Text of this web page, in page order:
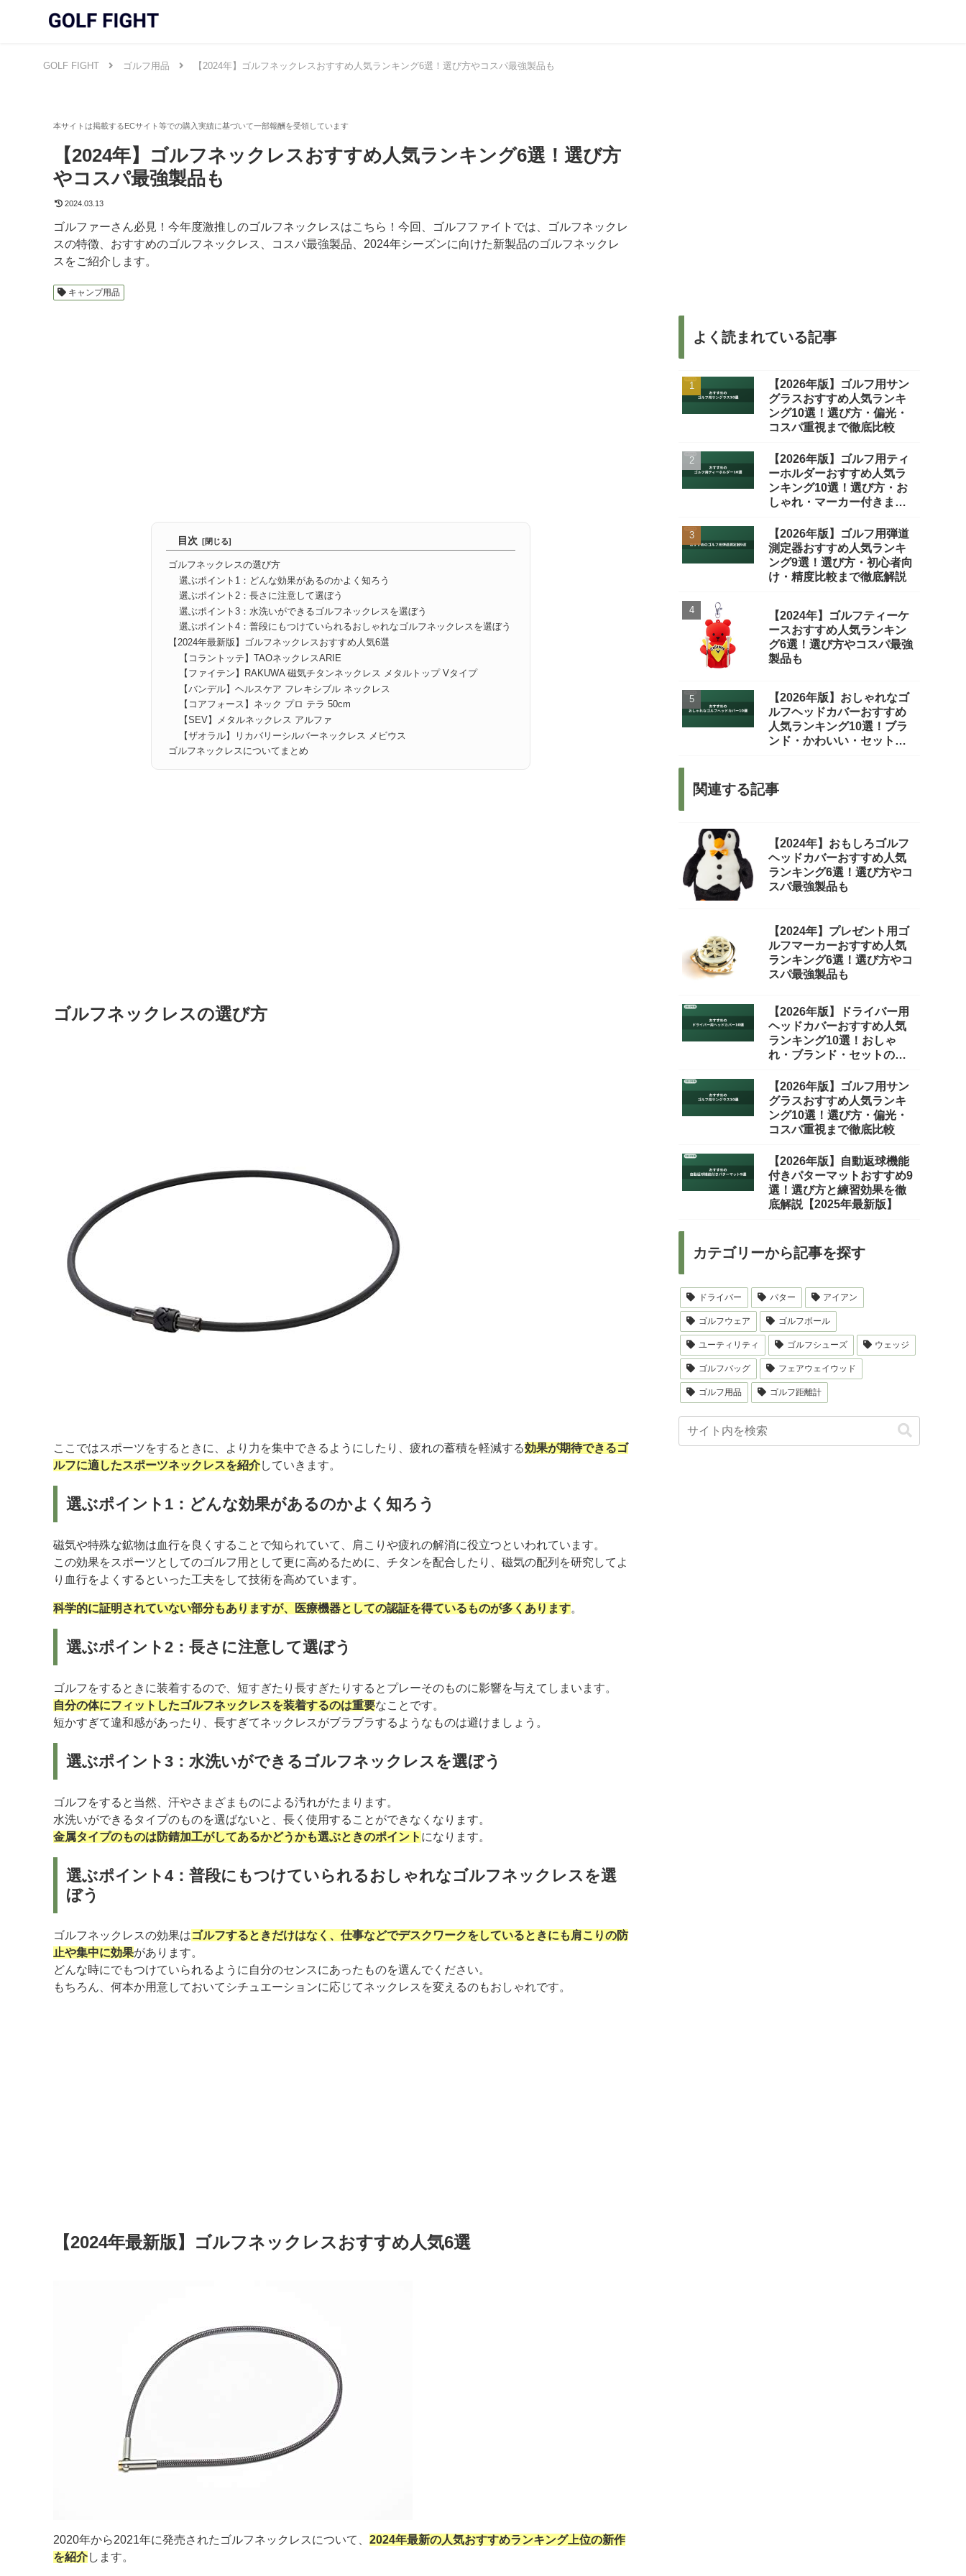
GOLF FIGHT ゴルフ用品 【2024年】ゴルフネックレスおすすめ人気ランキング6選！選び方やコスパ最強製品も
【2024年】ゴルフネックレスおすすめ人気ランキング6選！選び方
やコスパ最強製品も
2024.03.13
ゴルファーさん必見！今年度激推しのゴルフネックレスはこちら！今回、ゴルフファイトでは、ゴルフネックレ
スの特徴、おすすめのゴルフネックレス、コスパ最強製品、2024年シーズンに向けた新製品のゴルフネックレ
スをご紹介します。
キャンプ用品
目次
ゴルフネックレスの選び方
選ぶポイント1：どんな効果があるのかよく知ろう
選ぶポイント2：長さに注意して選ぼう
選ぶポイント3：水洗いができるゴルフネックレスを選ぼう
選ぶポイント4：普段にもつけていられるおしゃれなゴルフネックレスを選ぼう
【2024年最新版】ゴルフネックレスおすすめ人気6選
【コラントッテ】TAOネックレスARIE
【ファイテン】RAKUWA 磁気チタンネックレス メタルトップ Vタイプ
【バンデル】ヘルスケア フレキシブル ネックレス
【コアフォース】ネック プロ テラ 50cm
【SEV】メタルネックレス アルファ
【ザオラル】リカバリーシルバーネックレス メビウス
ゴルフネックレスについてまとめ
ゴルフネックレスの選び方
ここではスポーツをするときに、より力を集中できるようにしたり、疲れの蓄積を軽減する効果が期待できるゴ
ルフに適したスポーツネックレスを紹介していきます。
選ぶポイント1：どんな効果があるのかよく知ろう
磁気や特殊な鉱物は血行を良くすることで知られていて、肩こりや疲れの解消に役立つといわれています。
この効果をスポーツとしてのゴルフ用として更に高めるために、チタンを配合したり、磁気の配列を研究してよ
り血行をよくするといった工夫をして技術を高めています。
科学的に証明されていない部分もありますが、医療機器としての認証を得ているものが多くあります。
選ぶポイント2：長さに注意して選ぼう
ゴルフをするときに装着するので、短すぎたり長すぎたりするとプレーそのものに影響を与えてしまいます。
自分の体にフィットしたゴルフネックレスを装着するのは重要なことです。
短かすぎて違和感があったり、長すぎてネックレスがブラブラするようなものは避けましょう。
選ぶポイント3：水洗いができるゴルフネックレスを選ぼう
ゴルフをすると当然、汗やさまざまものによる汚れがたまります。
水洗いができるタイプのものを選ばないと、長く使用することができなくなります。
金属タイプのものは防錆加工がしてあるかどうかも選ぶときのポイント になります。
選ぶポイント4：普段にもつけていられるおしゃれなゴルフネックレスを選
ぼう
ゴルフネックレスの効果はゴルフするときだけはなく、仕事などでデスクワークをしているときにも肩こりの防
止や集中に効果があります。
どんな時にでもつけていられるように自分のセンスにあったものを選んでください。
もちろん、何本か用意しておいてシチュエーションに応じてネックレスを変えるのもおしゃれです。
【2024年最新版】ゴルフネックレスおすすめ人気6選
2020年から2021年に発売されたゴルフネックレスについて、 2024年最新の人気おすすめランキング上位の新作
を紹介します。
よく読まれている記事
【2026年版】ゴルフ用サン
グラスおすすめ人気ランキ
ング10選！選び方・偏光・
コスパ重視まで徹底比較
【2026年版】ゴルフ用ティ
ーホルダーおすすめ人気ラ
ンキング10選！選び方・お
しゃれ・マーカー付きまで
【2026年版】ゴルフ用弾道
測定器おすすめ人気ランキ
ング9選！選び方・初心者向
け・精度比較まで徹底解説
【2024年】ゴルフティーケ
ースおすすめ人気ランキン
グ6選！選び方やコスパ最強
製品も
【2026年版】おしゃれなゴ
ルフヘッドカバーおすすめ
人気ランキング10選！ブラ
ンド・かわいい・セットま
関連する記事
【2024年】おもしろゴルフ
ヘッドカバーおすすめ人気
ランキング6選！選び方やコ
スパ最強製品も
【2024年】プレゼント用ゴ
ルフマーカーおすすめ人気
ランキング6選！選び方やコ
スパ最強製品も
【2026年版】ドライバー用
ヘッドカバーおすすめ人気
ランキング10選！おしゃ
れ・ブランド・セットの選
【2026年版】ゴルフ用サン
グラスおすすめ人気ランキ
ング10選！選び方・偏光・
コスパ重視まで徹底比較
【2026年版】自動返球機能
付きパターマットおすすめ9
選！選び方と練習効果を徹
底解説【2025年最新版】
カテゴリーから記事を探す
ドライバー パター アイアン
ゴルフウェア ゴルフボール
ユーティリティ ゴルフシューズ ウェッジ
ゴルフバッグ フェアウェイウッド
ゴルフ用品 ゴルフ距離計